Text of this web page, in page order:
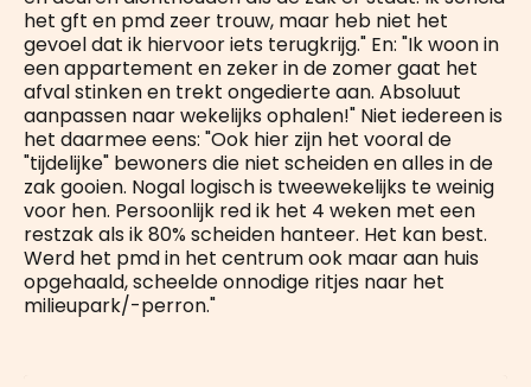
het gft en pmd zeer trouw, maar heb niet het
gevoel dat ik hiervoor iets terugkrijg." En: "Ik woon in
een appartement en zeker in de zomer gaat het
afval stinken en trekt ongedierte aan. Absoluut
aanpassen naar wekelijks ophalen!" Niet iedereen is
het daarmee eens: "Ook hier zijn het vooral de
"tijdelijke" bewoners die niet scheiden en alles in de
zak gooien. Nogal logisch is tweewekelijks te weinig
voor hen. Persoonlijk red ik het 4 weken met een
restzak als ik 80% scheiden hanteer. Het kan best.
Werd het pmd in het centrum ook maar aan huis
opgehaald, scheelde onnodige ritjes naar het
milieupark/-perron."